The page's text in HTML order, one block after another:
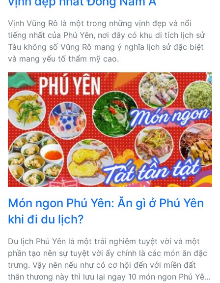
Vịnh Vũng Rô là một trong những vịnh đẹp và nổi
tiếng nhất của Phú Yên, nơi đây có khu di tích lịch sử
Tàu không số Vũng Rô mang ý nghĩa lịch sử đặc biệt
và mang yếu tố thẩm mỹ cao.
Món ngon Phú Yên: Ăn gì ở Phú Yên
khi đi du lịch?
Du lịch Phú Yên là một trải nghiệm tuyệt vời và một
phần tạo nên sự tuyệt vời ấy chính là các món ăn đặc
trưng. Vậy nên nếu như có cơ hội đến với miền đất
thân thương này thì lưu lại ngay 10 món ngon Phú Yên